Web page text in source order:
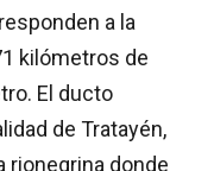
a la
kilómetros de
El ducto
de Tratayén,
rionegrina donde